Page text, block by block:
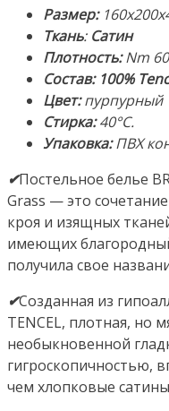
Tencel®
(Тенсель).
Производитель:
ТМ
«German
Grass»
(«Герман
Грасс»),
Австрия.
Страна
производства:
Россия
Размер:
Ткань: Сатин
Плотность:Nm
Состав: 100%
Цвет:пурпурный
Стирка:40°С.
Упаковка:ПВХ
✔Постельное белье
Grass — это
кроя и изящных
имеющих
получила свое
✔Созданная из
TENCEL, плотная, но
необыкновенной
гигроскопичностью,
чем хлопковые